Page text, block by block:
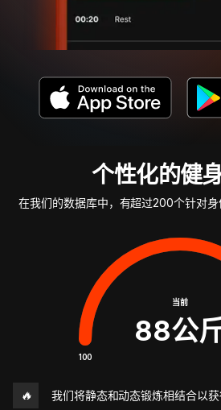
个性化的健
在我们的数据库中，有超过200个针对身
当前
88公
100
🔥 我们将静态和动态锻炼相结合以获